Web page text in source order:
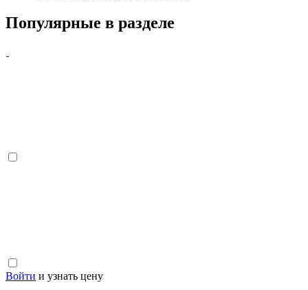
Популярные в разделе
Войти и узнать цену